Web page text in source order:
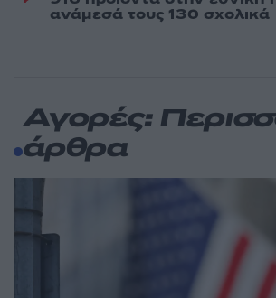
ανάμεσά τους 130 σχολικά
Αγορές:
άρθρα